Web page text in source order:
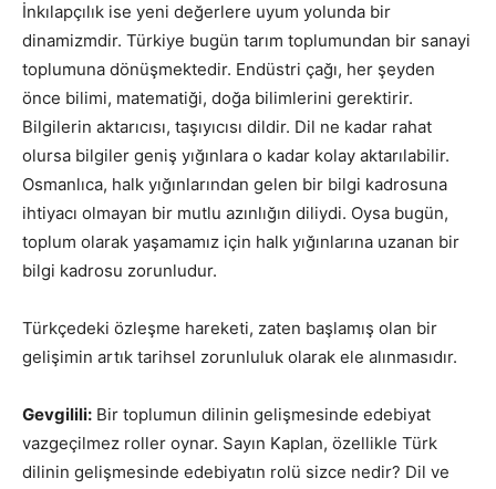
İnkılapçılık ise yeni değerlere uyum yolunda bir
dinamizmdir. Türkiye bugün tarım toplumundan bir sanayi
toplumuna dönüşmektedir. Endüstri çağı, her şeyden
önce bilimi, matematiği, doğa bilimlerini gerektirir.
Bilgilerin aktarıcısı, taşıyıcısı dildir. Dil ne kadar rahat
olursa bilgiler geniş yığınlara o kadar kolay aktarılabilir.
Osmanlıca, halk yığınlarından gelen bir bilgi kadrosuna
ihtiyacı olmayan bir mutlu azınlığın diliydi. Oysa bugün,
toplum olarak yaşamamız için halk yığınlarına uzanan bir
bilgi kadrosu zorunludur.
Türkçedeki özleşme hareketi, zaten başlamış olan bir
gelişimin artık tarihsel zorunluluk olarak ele alınmasıdır.
Gevgilili: Bir toplumun dilinin gelişmesinde edebiyat
vazgeçilmez roller oynar. Sayın Kaplan, özellikle Türk
dilinin gelişmesinde edebiyatın rolü sizce nedir? Dil ve